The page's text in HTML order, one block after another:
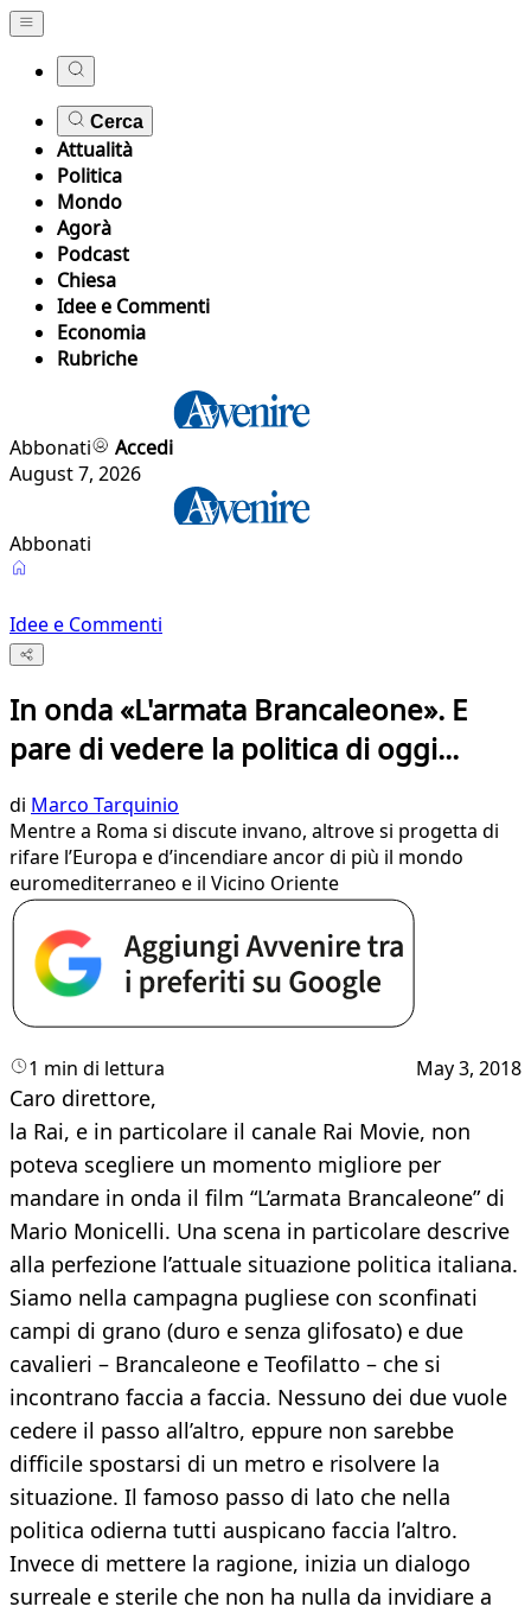
Cerca
Attualità
Politica
Mondo
Agorà
Podcast
Chiesa
Idee e Commenti
Economia
Rubriche
Abbonati
Accedi
August 7, 2026
Abbonati
Idee e Commenti
In onda «L'armata Brancaleone». E
pare di vedere la politica di oggi...
di Marco Tarquinio
Mentre a Roma si discute invano, altrove si progetta di
rifare l’Europa e d’incendiare ancor di più il mondo
euromediterraneo e il Vicino Oriente
1 min di lettura May 3, 2018
Caro direttore,
la Rai, e in particolare il canale Rai Movie, non
poteva scegliere un momento migliore per
mandare in onda il film “L’armata Brancaleone” di
Mario Monicelli. Una scena in particolare descrive
alla perfezione l’attuale situazione politica italiana.
Siamo nella campagna pugliese con sconfinati
campi di grano (duro e senza glifosato) e due
cavalieri – Brancaleone e Teofilatto – che si
incontrano faccia a faccia. Nessuno dei due vuole
cedere il passo all’altro, eppure non sarebbe
difficile spostarsi di un metro e risolvere la
situazione. Il famoso passo di lato che nella
politica odierna tutti auspicano faccia l’altro.
Invece di mettere la ragione, inizia un dialogo
surreale e sterile che non ha nulla da invidiare a